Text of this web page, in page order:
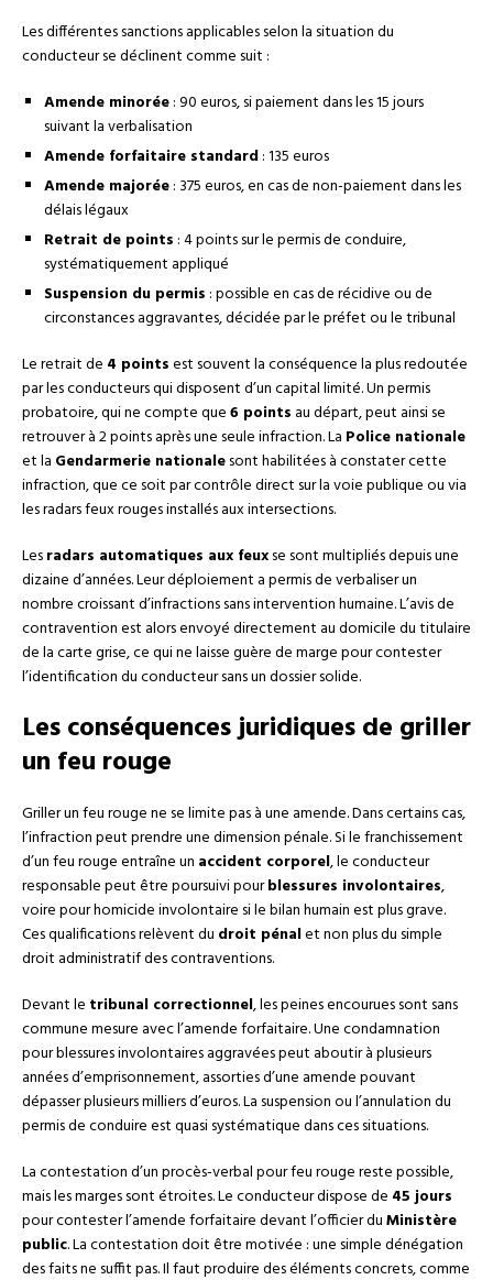
Les différentes sanctions applicables selon la situation du
conducteur se déclinent comme suit :
Amende minorée: 90 euros, si paiement dans les 15 jours
suivant la verbalisation
Amende forfaitaire standard: 135 euros
Amende majorée: 375 euros, en cas de non-paiement dans les
délais légaux
Retrait de points : 4 points sur le permis de conduire,
systématiquement appliqué
Suspension du permis : possible en cas de récidive ou de
circonstances aggravantes, décidée par le préfet ou le tribunal
Le retrait de 4 pointsest souvent la conséquence la plus redoutée
par les conducteurs qui disposent d’un capital limité. Un permis
probatoire, qui ne compte que6 points au départ, peut ainsi se
retrouver à 2 points après une seule infraction. La Police nationale
et la Gendarmerie nationalesont habilitées à constater cette
infraction, que ce soit par contrôle direct sur la voie publique ou via
les radars feux rouges installés aux intersections.
Lesradars automatiques aux feuxse sont multipliés depuis une
dizaine d’années. Leur déploiement a permis de verbaliser un
nombre croissant d’infractions sans intervention humaine. L’avis de
contravention est alors envoyé directement au domicile du titulaire
de la carte grise, ce qui ne laisse guère de marge pour contester
l’identification du conducteur sans un dossier solide.
Les conséquences juridiques de griller
un feu rouge
Griller un feu rouge ne se limite pas à une amende. Dans certains cas,
l’infraction peut prendre une dimension pénale. Si le franchissement
d’un feu rouge entraîne un accident corporel, le conducteur
responsable peut être poursuivi pourblessures involontaires,
voire pour homicide involontaire si le bilan humain est plus grave.
Ces qualifications relèvent du droit pénalet non plus du simple
droit administratif des contraventions.
Devant le tribunal correctionnel, les peines encourues sont sans
commune mesure avec l’amende forfaitaire. Une condamnation
pour blessures involontaires aggravées peut aboutir à plusieurs
années d’emprisonnement, assorties d’une amende pouvant
dépasser plusieurs milliers d’euros. La suspension ou l’annulation du
permis de conduire est quasi systématique dans ces situations.
La contestation d’un procès-verbal pour feu rouge reste possible,
mais les marges sont étroites. Le conducteur dispose de 45 jours
pour contester l’amende forfaitaire devant l’officier duMinistère
public. La contestation doit être motivée : une simple dénégation
des faits ne suffit pas. Il faut produire des éléments concrets, comme